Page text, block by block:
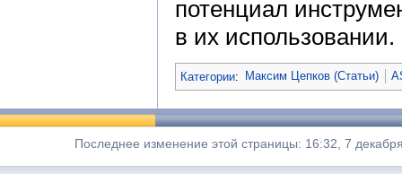
потенциал
в их использовании.
Категории: Максим Цепков (Статьи)
Последнее изменение этой страницы: 16:32, 7